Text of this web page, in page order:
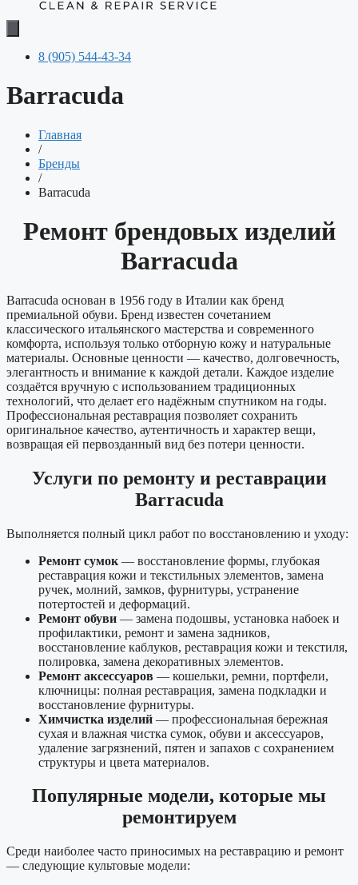
8 (905) 544-43-34
Barracuda
Главная
/
Бренды
/
Barracuda
Ремонт брендовых изделий
Barracuda
Barracuda основан в 1956 году в Италии как бренд
премиальной обуви. Бренд известен сочетанием
классического итальянского мастерства и современного
комфорта, используя только отборную кожу и натуральные
материалы. Основные ценности — качество, долговечность,
элегантность и внимание к каждой детали. Каждое изделие
создаётся вручную с использованием традиционных
технологий, что делает его надёжным спутником на годы.
Профессиональная реставрация позволяет сохранить
оригинальное качество, аутентичность и характер вещи,
возвращая ей первозданный вид без потери ценности.
Услуги по ремонту и реставрации
Barracuda
Выполняется полный цикл работ по восстановлению и уходу:
Ремонт сумок — восстановление формы, глубокая
реставрация кожи и текстильных элементов, замена
ручек, молний, замков, фурнитуры, устранение
потертостей и деформаций.
Ремонт обуви — замена подошвы, установка набоек и
профилактики, ремонт и замена задников,
восстановление каблуков, реставрация кожи и текстиля,
полировка, замена декоративных элементов.
Ремонт аксессуаров — кошельки, ремни, портфели,
ключницы: полная реставрация, замена подкладки и
восстановление фурнитуры.
Химчистка изделий — профессиональная бережная
сухая и влажная чистка сумок, обуви и аксессуаров,
удаление загрязнений, пятен и запахов с сохранением
структуры и цвета материалов.
Популярные модели, которые мы
ремонтируем
Среди наиболее часто приносимых на реставрацию и ремонт
— следующие культовые модели: